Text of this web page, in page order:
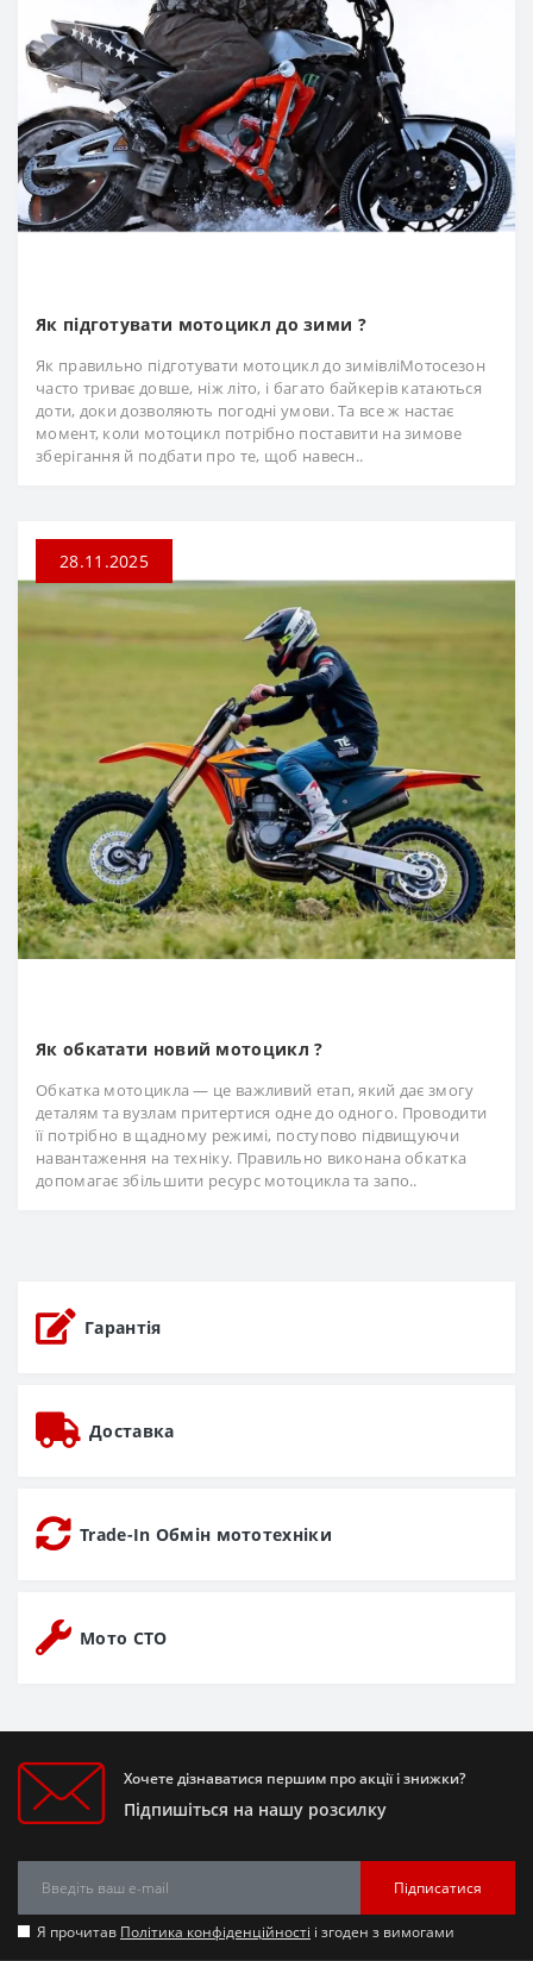
Як підготувати мотоцикл до зими ?
Як правильно підготувати мотоцикл до зимівліМотосезон
часто триває довше, ніж літо, і багато байкерів катаються
доти, доки дозволяють погодні умови. Та все ж настає
момент, коли мотоцикл потрібно поставити на зимове
зберігання й подбати про те, щоб навесн..
28.11.2025
Як обкатати новий мотоцикл ?
Обкатка мотоцикла — це важливий етап, який дає змогу
деталям та вузлам притертися одне до одного. Проводити
її потрібно в щадному режимі, поступово підвищуючи
навантаження на техніку. Правильно виконана обкатка
допомагає збільшити ресурс мотоцикла та запо..
Гарантія
Доставка
Trade-In Обмін мототехніки
Мото СТО
Хочете дізнаватися першим про акції і знижки?
Підпишіться на нашу розсилку
Підписатися
Я прочитав Політика конфіденційності і згоден з вимогами